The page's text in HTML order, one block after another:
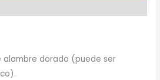
dorado (puede ser